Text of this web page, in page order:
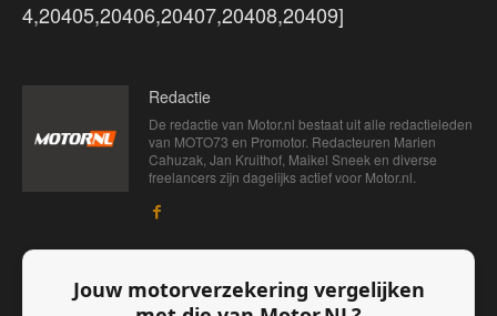
4,20405,20406,20407,20408,20409]
Redactie
De redactie van Motor.nl bestaat uit alle redactieleden
van MOTO73 en Promotor. Redacteuren Marien
Cahuzak, Jan Kruithof, Maikel Sneek en diverse
freelancers zijn dagelijks actief voor Motor.nl.